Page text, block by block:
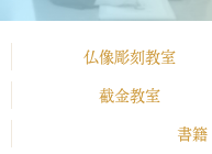
仏像彫刻教室
截金教室
書